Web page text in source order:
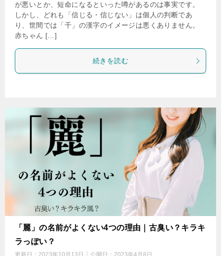
が悪いとか、短命になるといった噂があるのは事実です。
しかし、どれも「信じる・信じない」は個人の判断であ
り、世間では「千」の漢字のイメージは悪くありません。
赤ちゃん […]
続きを読む
「麗」の名前がよくない4つの理由｜古臭い？キラキ
ラっぽい？
更新日： 2023年10月13日 公開日： 2023年4月8日